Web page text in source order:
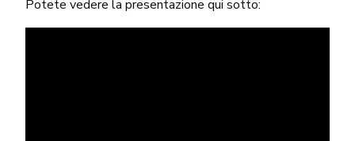
Potete vedere la presentazione qui sotto: